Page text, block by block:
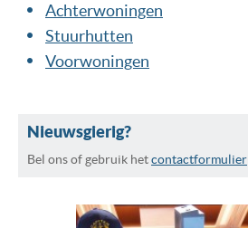
REGELS & NORMEN
CONTACT
Achterwoningen
Stuurhutten
Voorwoningen
Nieuwsgierig?
Bel ons of gebruik hetcontactformulier